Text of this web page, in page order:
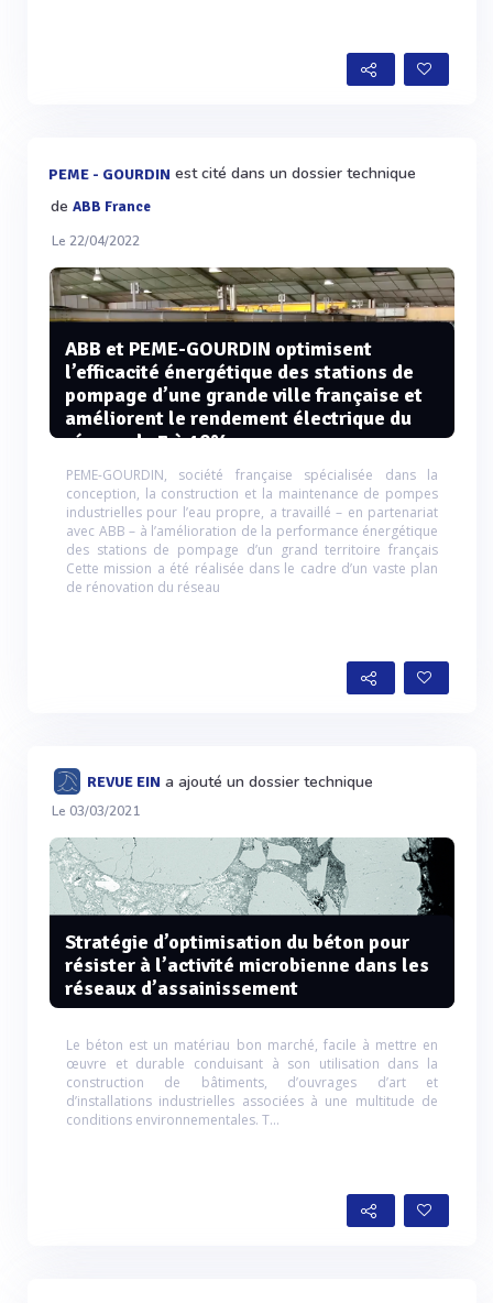
PEME - GOURDIN est cité dans un dossier technique
de ABB France
Le 22/04/2022
ABB et PEME-GOURDIN optimisent
l’efficacité énergétique des stations de
pompage d’une grande ville française et
améliorent le rendement électrique du
réseau de 7 à 10%
PEME-GOURDIN, société française spécialisée dans la
conception, la construction et la maintenance de pompes
industrielles pour l’eau propre, a travaillé – en partenariat
avec ABB – à l’amélioration de la performance énergétique
des stations de pompage d’un grand territoire français
Cette mission a été réalisée dans le cadre d’un vaste plan
de rénovation du réseau
REVUE EIN a ajouté un dossier technique
Le 03/03/2021
Stratégie d’optimisation du béton pour
résister à l’activité microbienne dans les
réseaux d’assainissement
Le béton est un matériau bon marché, facile à mettre en
œuvre et durable conduisant à son utilisation dans la
construction de bâtiments, d’ouvrages d’art et
d’installations industrielles associées à une multitude de
conditions environnementales. T...